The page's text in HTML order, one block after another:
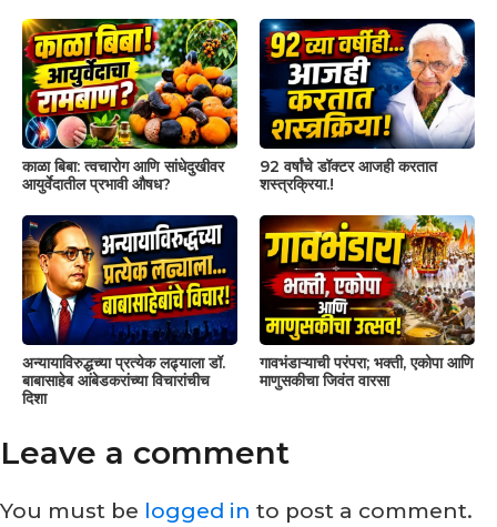
काळा बिबा: त्वचारोग आणि सांधेदुखीवर
आयुर्वेदातील प्रभावी औषध?
92 वर्षांचे डॉक्टर आजही करतात
शस्त्रक्रिया.!
अन्यायाविरुद्धच्या प्रत्येक लढ्याला डॉ.
बाबासाहेब आंबेडकरांच्या विचारांचीच
दिशा
गावभंडाऱ्याची परंपरा; भक्ती, एकोपा आणि
माणुसकीचा जिवंत वारसा
Leave a comment
You must be logged in to post a comment.